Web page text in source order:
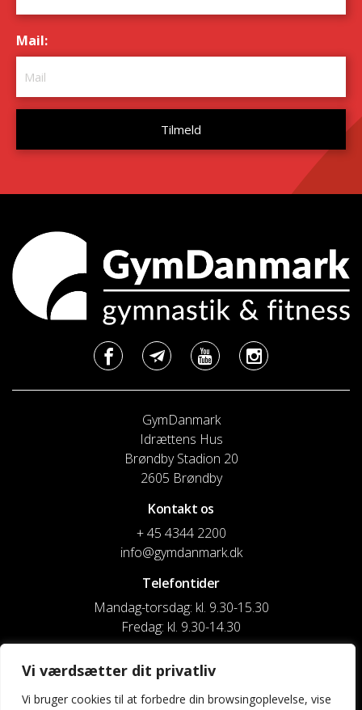
Vi værdsætter dit privatliv
Vi bruger cookies til at forbedre din browsingoplevelse, vise
Mail:
GymDanmark
Idrættens Hus
Brøndby Stadion 20
2605 Brøndby
Kontakt os
+ 45 4344 2200
info@gymdanmark.dk
Telefontider
Mandag-torsdag: kl. 9.30-15.30
Fredag: kl. 9.30-14.30
CVR nr. 20916818
Reg. & Kontonr.: 4180 3119119022